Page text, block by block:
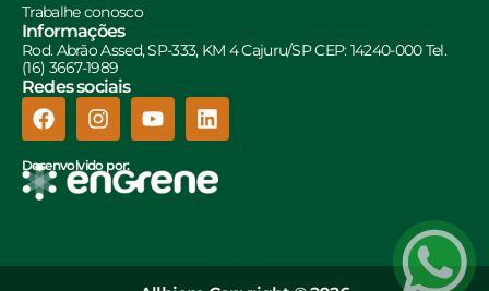
Trabalhe conosco
Informações
Rod. Abrão Assed, SP-333, KM 4 Cajuru/SP CEP: 14240-000 Tel.
(16) 3667-1989
Redes sociais
Desenvolvido por: